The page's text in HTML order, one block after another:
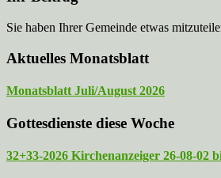
Sie haben Ihrer Gemeinde etwas
Aktuelles Monatsblatt
Monatsblatt Juli/August 2026
Gottesdienste diese Woche
32+33-2026 Kirchenanzeiger 26-08-02